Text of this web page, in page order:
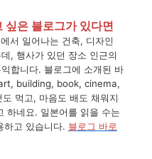
싶은 블로그가 있다면
서 일어나는 건축, 디자인
, 행사가 있던 장소 인근의
익합니다. 블로그에 소개된 바
building, book, cinema,
도 먹고, 마음도 배도 채워지
하네요. 일본어를 읽을 수는
하고 있습니다. 블로그 바로